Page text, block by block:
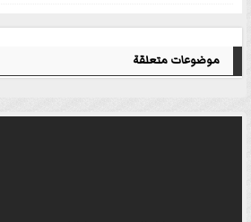
موضوعات متعلقة